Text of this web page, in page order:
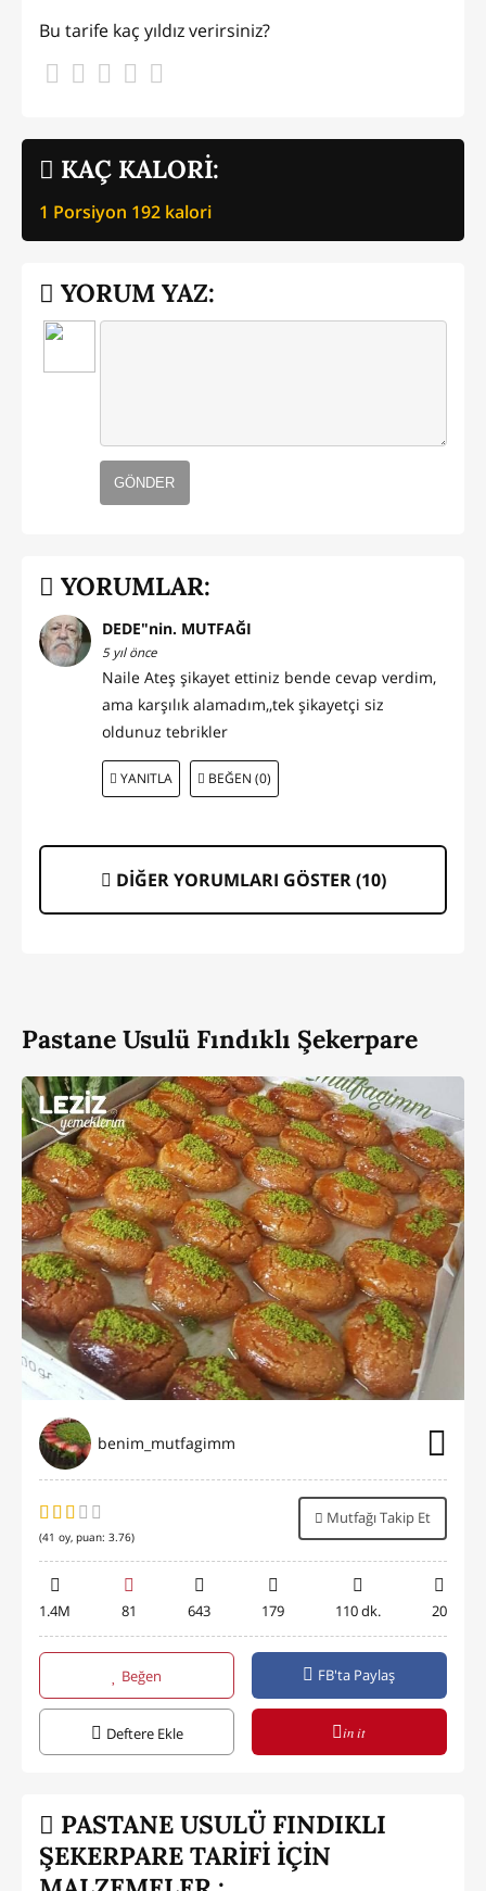
KAÇ KALORİ:
1 Porsiyon 192 kalori
Bu tarife kaç yıldız verirsiniz?
YORUM YAZ:
GÖNDER
YORUMLAR:
DEDE"nin. MUTFAĞI
5 yıl önce
Naile Ateş şikayet ettiniz bende cevap verdim,
ama karşılık alamadım,,tek şikayetçi siz
oldunuz tebrikler
YANITLA BEĞEN (0)
DİĞER YORUMLARI GÖSTER (10)
Pastane Usulü Fındıklı Şekerpare
benim_mutfagimm
(41 oy, puan: 3.76)
Mutfağı Takip Et
1.4M 81 643 179 110 dk. 20
Beğen FB'ta Paylaş
Deftere Ekle in it
PASTANE USULÜ FINDIKLI
ŞEKERPARE TARİFİ İÇİN